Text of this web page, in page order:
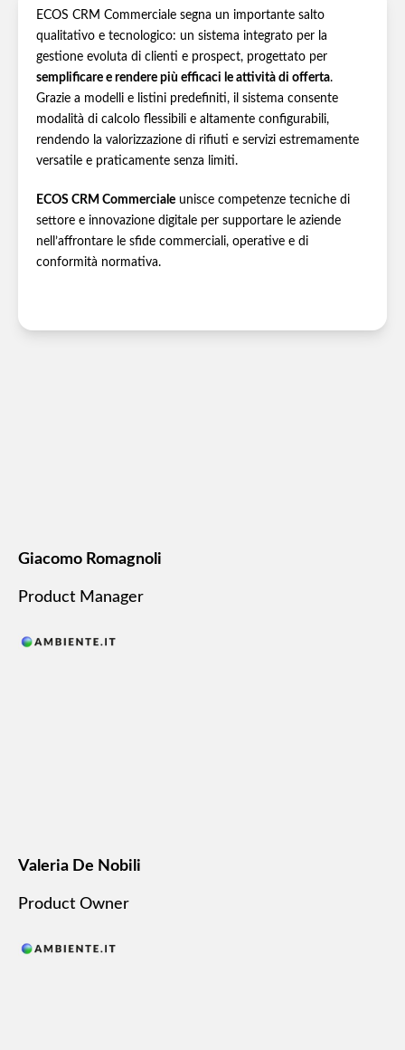
ECOS CRM Commerciale segna un importante salto
qualitativo e tecnologico: un sistema integrato per la
gestione evoluta di clienti e prospect, progettato per
semplificare e rendere più efficaci le attività di offerta.
Grazie a modelli e listini predefiniti, il sistema consente
modalità di calcolo flessibili e altamente configurabili,
rendendo la valorizzazione di rifiuti e servizi estremamente
versatile e praticamente senza limiti.
ECOS CRM Commerciale unisce competenze tecniche di
settore e innovazione digitale per supportare le aziende
nell’affrontare le sfide commerciali, operative e di
conformità normativa.
Giacomo Romagnoli
Product Manager
Valeria De Nobili
Product Owner